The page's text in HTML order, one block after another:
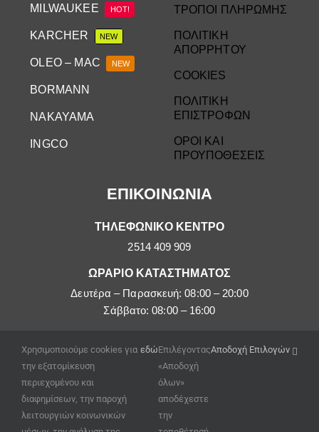
ΕΠΙΚΟΙΝΩΝΙΑ
ΤΗΛΕΦΩΝΙΚΟ ΚΕΝΤΡΟ
2514 409 909
ΩΡΑΡΙΟ ΚΑΤΑΣΤΗΜΑΤΟΣ
Δευτέρα – Παρασκευή: 08:00 – 20:00
Σάββατο: 08:00 – 16:00
afoipouloushop@gmail.com
MILWAUKEE HOT!
KARCHER NEW
OLEO – MAC NEW
BORMANN
NAKAYAMA
INGCO
ΤΡΟΠΟΙ ΠΛΗΡΩΜΗΣ
ΠΟΛΙΤΙΚΗ
ΑΠΟΡΡΗΤΟΥ
COOKIES
ΠΟΛΙΤΙΚΗ
ΕΠΙΣΤΡΟΦΩΝ
ΟΡΟΙ ΚΑΙ
ΠΡΟΥΠΟΘΕΣΕΙΣ
Χρησιμοποιούμε cookies για
την εξατομίκευση
περιεχομένου και
διαφημίσεων, την παροχή
λειτουργιών κοινωνικών
εδώΕπιλέγοντας
«Αποδοχή
όλων»
αποδέχεστε
την
Αποδοχή Επιλογών